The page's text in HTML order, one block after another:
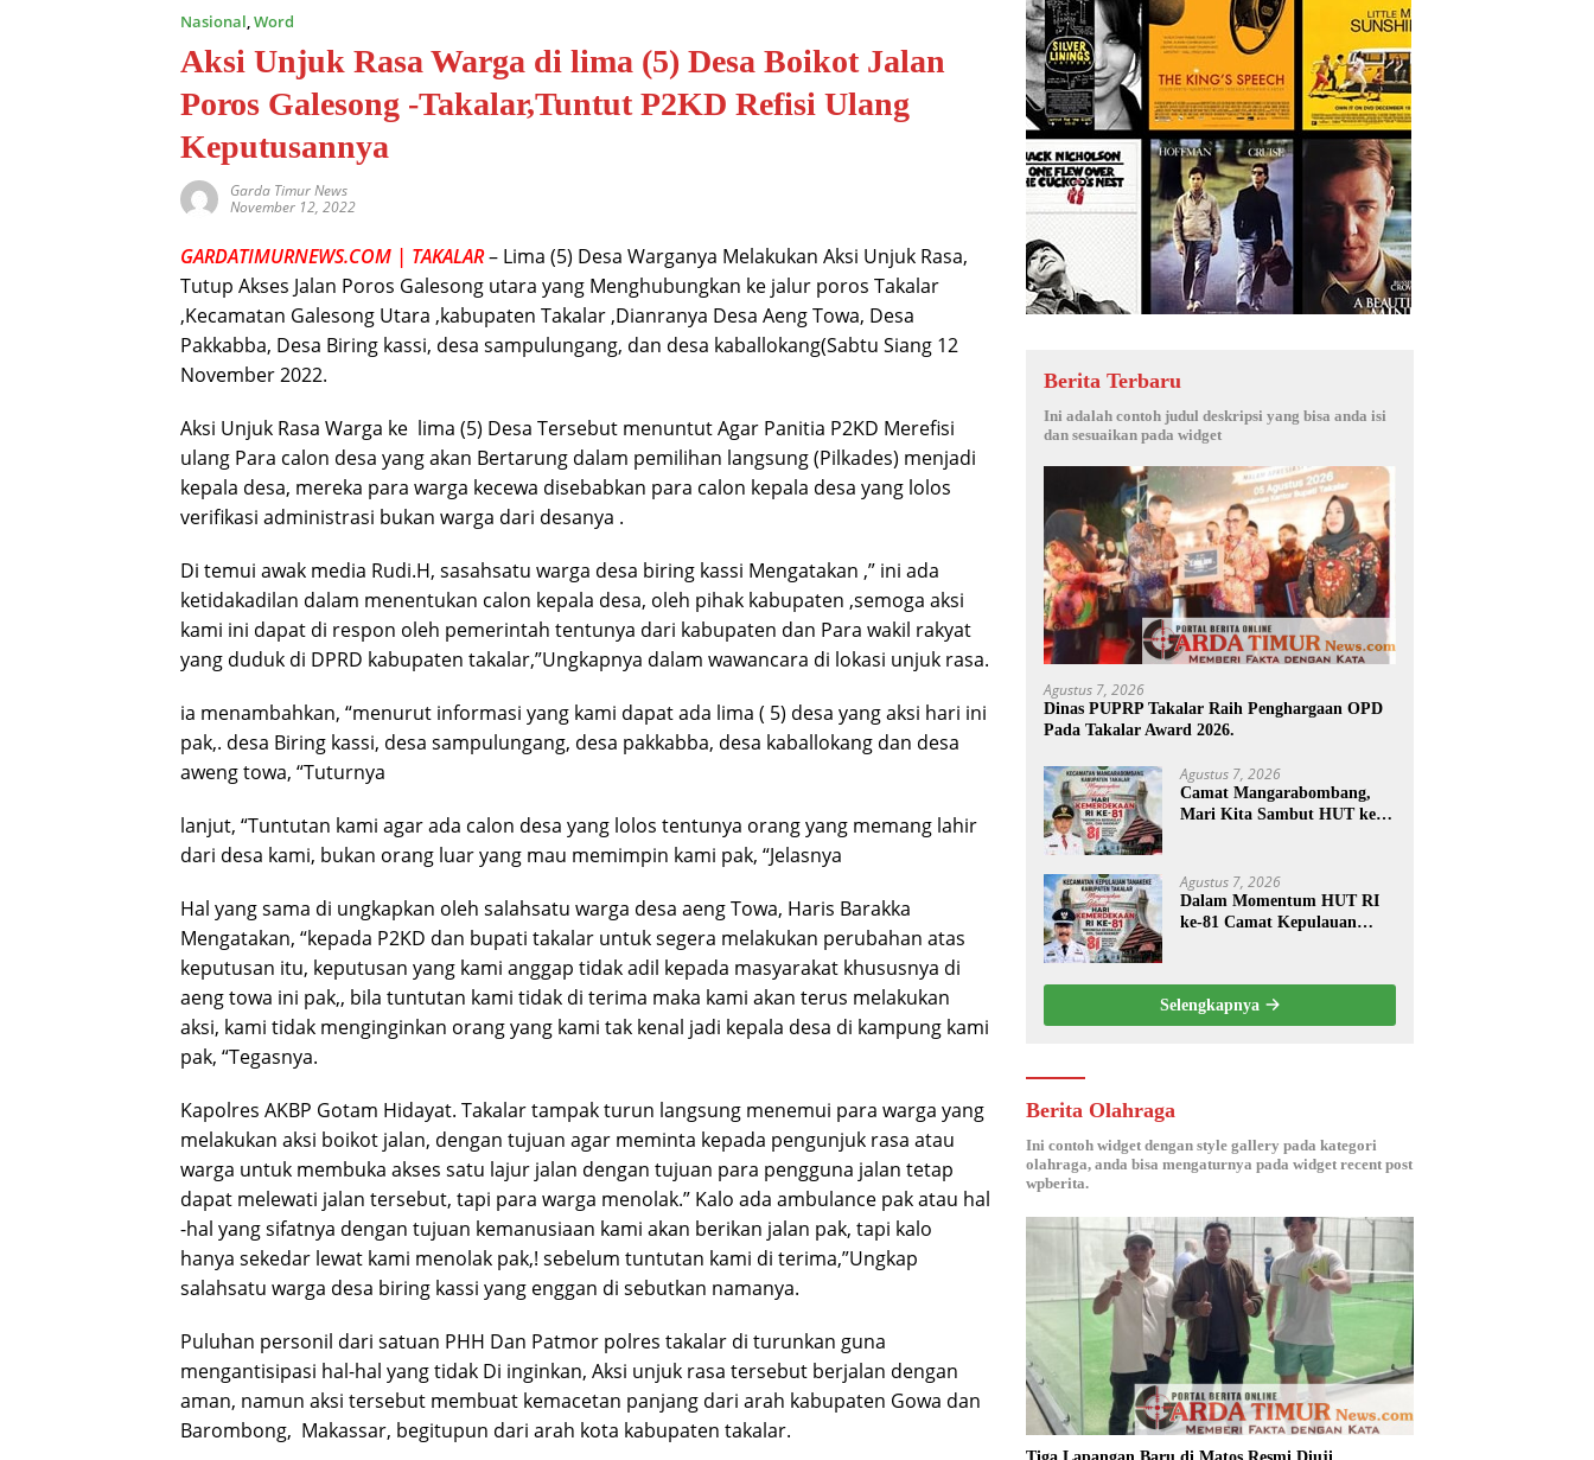
Nasional,Word
Aksi Unjuk Rasa Warga di lima (5) Desa Boikot Jalan
Poros Galesong -Takalar,Tuntut P2KD Refisi Ulang
Keputusannya
Garda Timur News
November 12, 2022
GARDATIMURNEWS.COM | TAKALAR– Lima (5) Desa Warganya Melakukan Aksi Unjuk Rasa,
Tutup Akses Jalan Poros Galesong utara yang Menghubungkan ke jalur poros Takalar
,Kecamatan Galesong Utara ,kabupaten Takalar ,Dianranya Desa Aeng Towa, Desa
Pakkabba, Desa Biring kassi, desa sampulungang, dan desa kaballokang(Sabtu Siang 12
November 2022.
Aksi Unjuk Rasa Warga ke lima (5) Desa Tersebut menuntut Agar Panitia P2KD Merefisi
ulang Para calon desa yang akan Bertarung dalam pemilihan langsung (Pilkades) menjadi
kepala desa, mereka para warga kecewa disebabkan para calon kepala desa yang lolos
verifikasi administrasi bukan warga dari desanya .
Di temui awak media Rudi.H, sasahsatu warga desa biring kassi Mengatakan ,” ini ada
ketidakadilan dalam menentukan calon kepala desa, oleh pihak kabupaten ,semoga aksi
kami ini dapat di respon oleh pemerintah tentunya dari kabupaten dan Para wakil rakyat
yang duduk di DPRD kabupaten takalar,”Ungkapnya dalam wawancara di lokasi unjuk rasa.
ia menambahkan, “menurut informasi yang kami dapat ada lima ( 5) desa yang aksi hari ini
pak,. desa Biring kassi, desa sampulungang, desa pakkabba, desa kaballokang dan desa
aweng towa, “Tuturnya
lanjut, “Tuntutan kami agar ada calon desa yang lolos tentunya orang yang memang lahir
dari desa kami, bukan orang luar yang mau memimpin kami pak, “Jelasnya
Hal yang sama di ungkapkan oleh salahsatu warga desa aeng Towa, Haris Barakka
Mengatakan, “kepada P2KD dan bupati takalar untuk segera melakukan perubahan atas
keputusan itu, keputusan yang kami anggap tidak adil kepada masyarakat khususnya di
aeng towa ini pak,, bila tuntutan kami tidak di terima maka kami akan terus melakukan
aksi, kami tidak menginginkan orang yang kami tak kenal jadi kepala desa di kampung kami
pak, “Tegasnya.
Kapolres AKBP Gotam Hidayat. Takalar tampak turun langsung menemui para warga yang
melakukan aksi boikot jalan, dengan tujuan agar meminta kepada pengunjuk rasa atau
warga untuk membuka akses satu lajur jalan dengan tujuan para pengguna jalan tetap
dapat melewati jalan tersebut, tapi para warga menolak.” Kalo ada ambulance pak atau hal
-hal yang sifatnya dengan tujuan kemanusiaan kami akan berikan jalan pak, tapi kalo
hanya sekedar lewat kami menolak pak,! sebelum tuntutan kami di terima,”Ungkap
salahsatu warga desa biring kassi yang enggan di sebutkan namanya.
Puluhan personil dari satuan PHH Dan Patmor polres takalar di turunkan guna
mengantisipasi hal-hal yang tidak Di inginkan, Aksi unjuk rasa tersebut berjalan dengan
aman, namun aksi tersebut membuat kemacetan panjang dari arah kabupaten Gowa dan
Barombong, Makassar, begitupun dari arah kota kabupaten takalar.
Berita Terbaru
Ini adalah contoh judul deskripsi yang bisa anda isi
dan sesuaikan pada widget
Agustus 7, 2026
Dinas PUPRP Takalar Raih Penghargaan OPD
Pada Takalar Award 2026.
Agustus 7, 2026
Camat Mangarabombang,
Mari Kita Sambut HUT ke-
Pembangunan.‍
Agustus 7, 2026
Dalam Momentum HUT RI
ke-81 Camat Kepulauan
Tingkatkan Kesejahteraan.
Selengkapnya
Berita Olahraga
Ini contoh widget dengan style gallery pada kategori
olahraga, anda bisa mengaturnya pada widget recent post
wpberita.